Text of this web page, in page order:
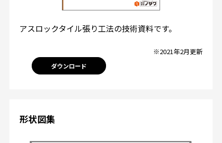
アスロックタイル張り工法の技術資料です。
※2021年2月更新
ダウンロード
形状図集